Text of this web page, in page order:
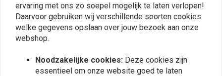
veiligheid met een tijdloze uitstraling.
Functies:
De vintage look van de autosport uit de jaren 60, gecombineerd
met alle moderne veiligheidsnormen.
Lees meer
Reviews
ervaring met ons zo soepel mogelijk te laten verlopen!
Daarvoor gebruiken wij verschillende soorten cookies
welke gegevens opslaan over jouw bezoek aan onze
webshop.
Noodzakelijke cookies: Deze cookies zijn
essentieel om onze website goed te laten